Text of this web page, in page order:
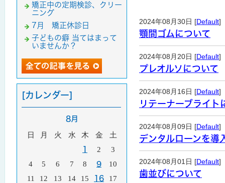
2024年08月30日 [Default]
顎間ゴムについて
2024年08月20日 [Default]
プレオルソについて
2024年08月16日 [Default]
リテーナーブライト
2024年08月09日 [Default]
デンタルローンを導
2024年08月01日 [Default]
歯並びについて
矯正中の定期検診、クリー
ニング
7月 矯正休診日
子どもの癖 当てはまって
いませんか？
[カレンダー]
8月
日 月 火 水 木 金 土
1 2
3
4
5 6 7 8 9
10
11
12 13 14 15 16
17